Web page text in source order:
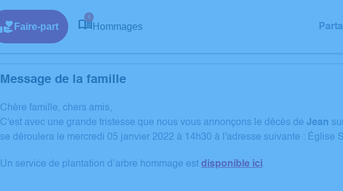
Faire-part
4
Hommages
Message de la famille
C hère famille, chers amis,
C'est avec une grande tristesse que nous vous annonçons le décès de Jean
se déroulera le mercredi 05 janvier 2022 à 14h30 à l'adresse suivante : Église
Un service de plantation d’arbre hommage est disponible ici.